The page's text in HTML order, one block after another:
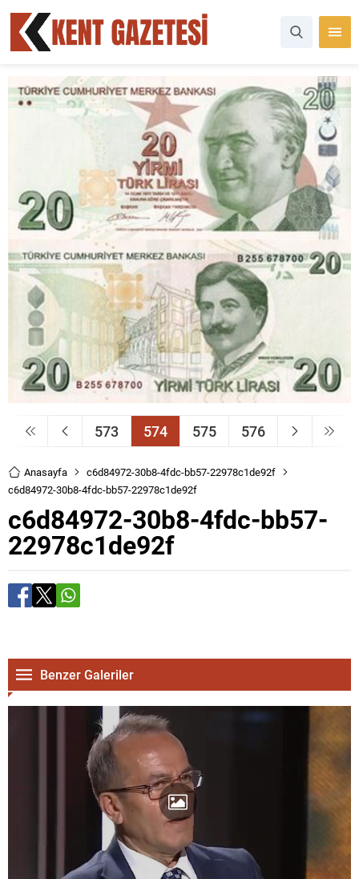
573 574 575 576
Anasayfa
c6d84972-30b8-4fdc-bb57-22978c1de92f
c6d84972-30b8-4fdc-bb57-22978c1de92f
c6d84972-30b8-4fdc-bb57-
22978c1de92f
Benzer Galeriler